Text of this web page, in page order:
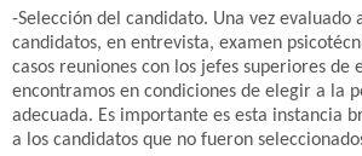
-Selección del candidato. Una vez evaluado
candidatos, en entrevista, examen
casos reuniones con los jefes superiores de
encontramos en condiciones de elegir a la
adecuada. Es importante es esta instancia
a los candidatos que no fueron